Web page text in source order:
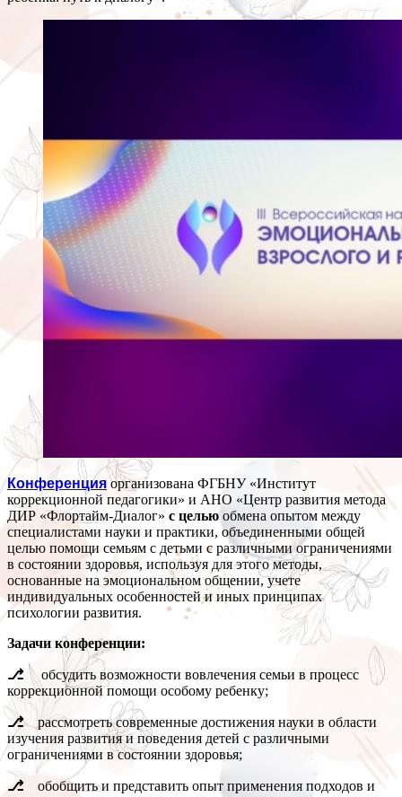
Конференцияорганизована ФГБНУ «Институт
коррекционной педагогики» и АНО «Центр развития метода
ДИР «Флортайм-Диалог» с целью обмена опытом между
специалистами науки и практики, объединенными общей
целью помощи семьям с детьми с различными ограничениями
в состоянии здоровья, используя для этого методы,
основанные на эмоциональном общении, учете
индивидуальных особенностей и иных принципах
психологии развития.
Задачи конференции:
⎇обсудить возможности вовлечения семьи в процесс
коррекционной помощи особому ребенку;
⎇ рассмотреть современные достижения науки в области
изучения развития и поведения детей с различными
ограничениями в состоянии здоровья;
⎇
обобщить и представить опыт применения подходов и